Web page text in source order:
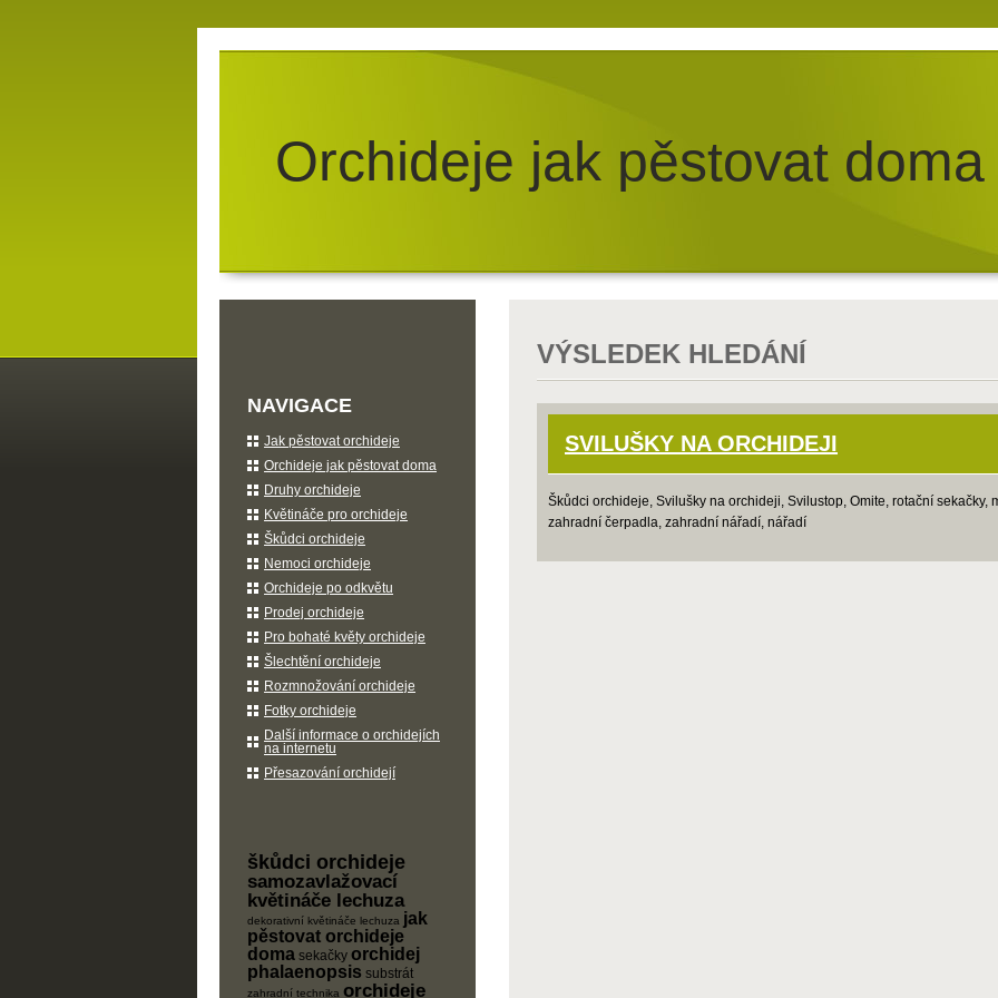
Orchideje jak pěstovat doma
VÝSLEDEK HLEDÁNÍ
SVILUŠKY NA ORCHIDEJI
Škůdci orchideje, Svilušky na orchideji, Svilustop, Omite, rotační sekačky,
zahradní čerpadla, zahradní nářadí, nářadí
NAVIGACE
Jak pěstovat orchideje
Orchideje jak pěstovat doma
Druhy orchideje
Květináče pro orchideje
Škůdci orchideje
Nemoci orchideje
Orchideje po odkvětu
Prodej orchideje
Pro bohaté květy orchideje
Šlechtění orchideje
Rozmnožování orchideje
Fotky orchideje
Další informace o orchidejích
na internetu
Přesazování orchidejí
škůdci orchideje
samozavlažovací
květináče lechuza
dekorativní květináče lechuza jak
pěstovat orchideje
doma sekačky orchidej
phalaenopsis substrát
zahradní technika orchideje